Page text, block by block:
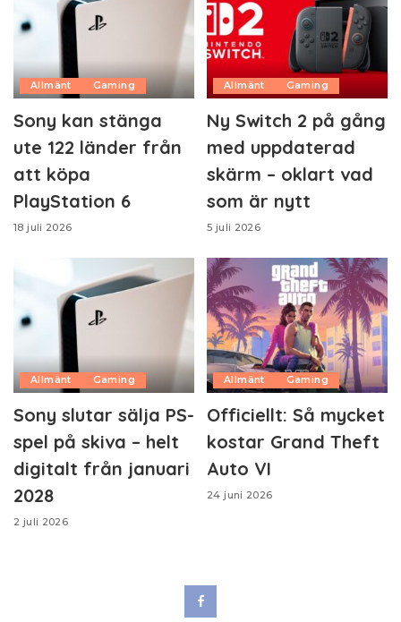
Allmänt Gaming
Sony kan stänga
ute 122 länder från
att köpa
PlayStation 6
18 juli 2026
Allmänt Gaming
Ny Switch 2 på gång
med uppdaterad
skärm – oklart vad
som är nytt
5 juli 2026
Allmänt Gaming
Sony slutar sälja PS-
spel på skiva – helt
digitalt från januari
2028
2 juli 2026
Allmänt Gaming
Officiellt: Så mycket
kostar Grand Theft
Auto VI
24 juni 2026